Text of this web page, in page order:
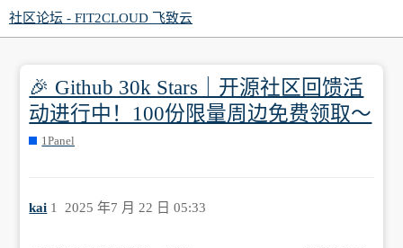
社区论坛 - FIT2CLOUD 飞致云
🎉 Github 30k Stars｜开源社区回馈活
动进行中！100份限量周边免费领取～
1Panel
kai 2025 年7 月 22 日 05:33
1